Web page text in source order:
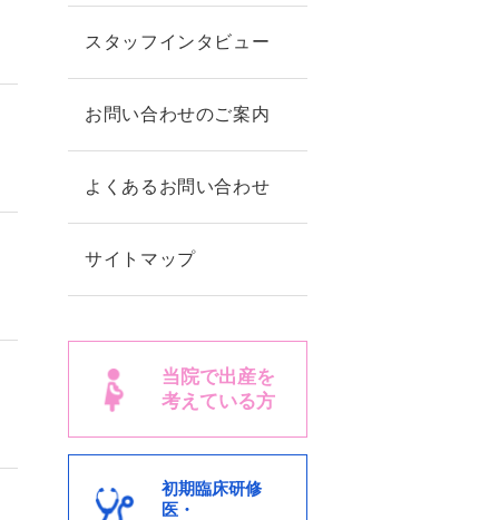
スタッフインタビュー
お問い合わせのご案内
よくあるお問い合わせ
サイトマップ
当院で出産を
考えている方
初期臨床研修
医・